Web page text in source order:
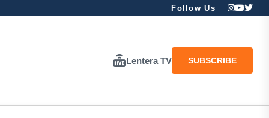
Follow Us
Lentera TV SUBSCRIBE